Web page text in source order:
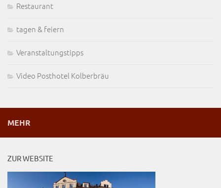
Restaurant
tagen & feiern
Veranstaltungstipps
Video Posthotel Kolberbräu
MEHR
ZUR WEBSITE